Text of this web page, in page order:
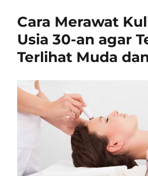
Cara Merawat
Usia 30-an agar
Terlihat Muda